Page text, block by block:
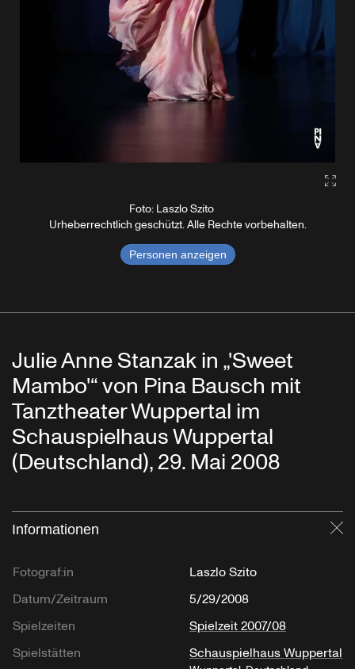
Foto: Laszlo Szito
Urheberrechtlich geschützt. Alle Rechte vorbehalten.
Personen anzeigen
Julie Anne Stanzak in „'Sweet
Mambo'“ von Pina Bausch mit
Tanztheater Wuppertal im
Schauspielhaus Wuppertal
(Deutschland), 29. Mai 2008
Informationen
Fotograf:in
Laszlo Szito
Datum/Zeitraum
5/29/2008
Spielzeiten
Spielzeit 2007/08
Spielstätten
Schauspielhaus Wuppertal